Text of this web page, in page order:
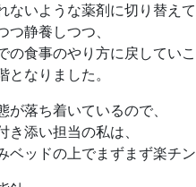
ないような薬剤に切り替えて
つ静養しつつ、
の食事のやり方に戻していこ
となりました。
が落ち着いているので、
き添い担当の私は、
ベッドの上でまずまず楽チン